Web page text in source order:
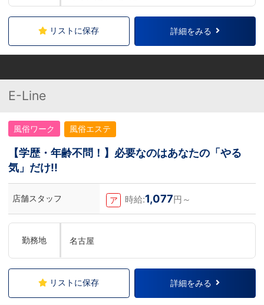
リストに保存 詳細をみる
E-Line
風俗ワーク 風俗エステ
【学歴・年齢不問！】必要なのはあなたの「やる
気」だけ!!
店舗スタッフ ア 時給:1,077円～
勤務地 名古屋
リストに保存 詳細をみる